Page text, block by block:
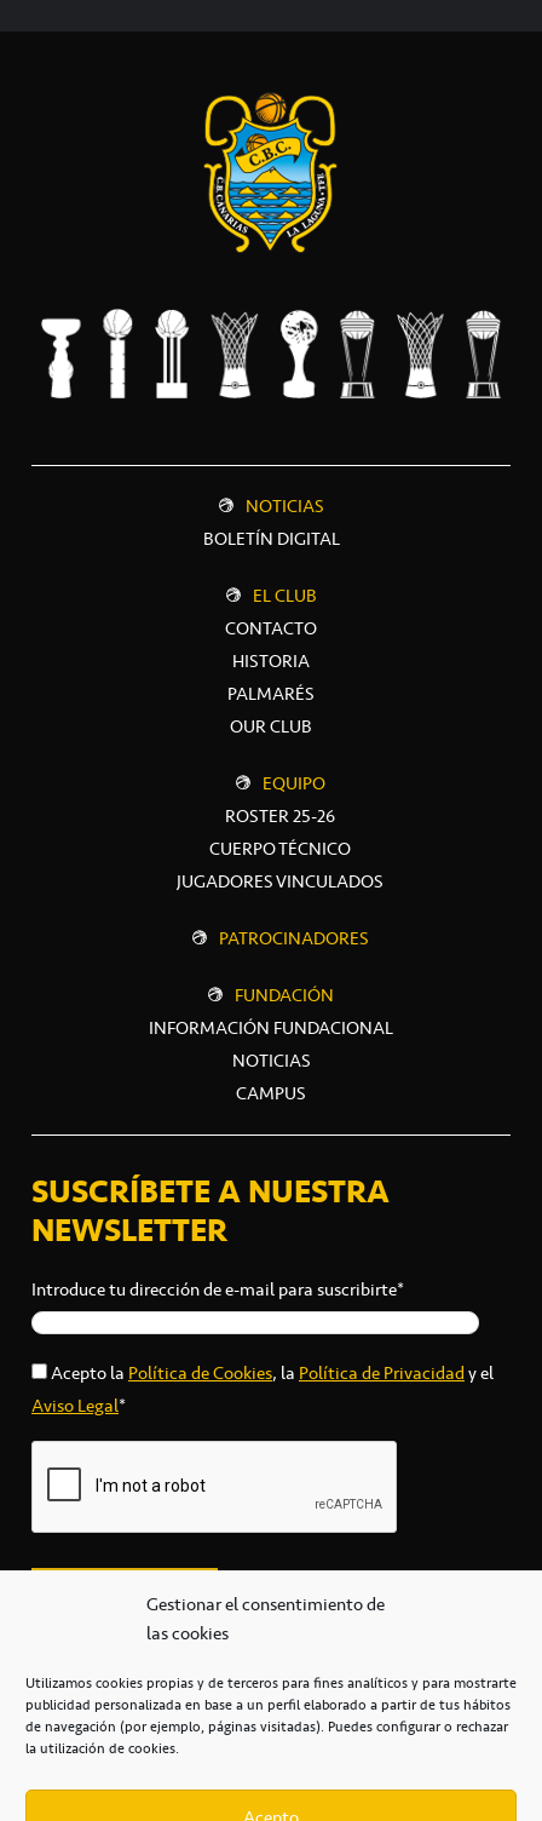
Gestionar el consentimiento de
las cookies
Utilizamos cookies propias y de terceros para fines analíticos y para mostrarte
publicidad personalizada en base a un perfil elaborado a partir de tus hábitos
de navegación (por ejemplo, páginas visitadas). Puedes configurar o rechazar
la utilización de cookies.
NOTICIAS
BOLETÍN DIGITAL
EL CLUB
CONTACTO
HISTORIA
PALMARÉS
OUR CLUB
EQUIPO
ROSTER 25-26
CUERPO TÉCNICO
JUGADORES VINCULADOS
PATROCINADORES
FUNDACIÓN
INFORMACIÓN FUNDACIONAL
NOTICIAS
CAMPUS
SUSCRÍBETE A NUESTRA
NEWSLETTER
Introduce tu dirección de e-mail para suscribirte*
Acepto laPolítica de Cookies, laPolítica de Privacidady el
Aviso Legal*
secretaria@cbcanarias.es
+34 922 253 684
Casa del Deporte / 38108 – La Laguna